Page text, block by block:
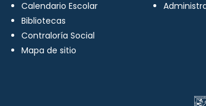
Calendario Escolar
Bibliotecas
Contraloría Social
Mapa de sitio